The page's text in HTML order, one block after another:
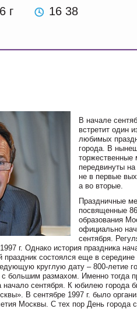
г 16 38
В начале
встретит один
любимых
города. В
торжественные
передвинуты
не в первые
а во вторые.
Праздничные
посвященные
образования
официально
сентября.
1997 г. Однако история праздника
состоялся еще в середине
круглую дату – 800-летие
с большим размахом. Именно тогда
начало сентября. К юбилею города
В сентябре 1997 г. было
Москвы. С тех пор День города